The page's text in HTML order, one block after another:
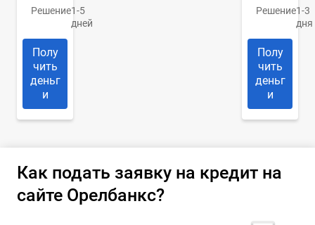
Решение1-5
дней
Полу
чить
деньг
и
Решение1-3
дня
Полу
чить
деньг
и
Как подать заявку на кредит на
сайте Орелбанкс?